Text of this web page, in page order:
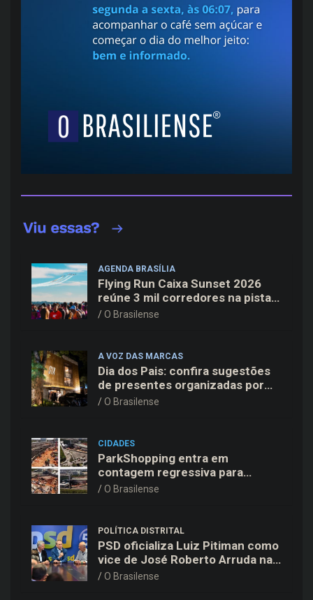
AGENDA BRASÍLIA
Flying Run Caixa Sunset 2026
reúne 3 mil corredores na pista
do Aeroporto de Brasília neste
O Brasilense
A VOZ DAS MARCAS
Dia dos Pais: confira sugestões
de presentes organizadas por
faixas de preço
O Brasilense
CIDADES
ParkShopping entra em
contagem regressiva para
inaugurar 10ª Expansão em 18
O Brasilense
POLÍTICA DISTRITAL
PSD oficializa Luiz Pitiman como
vice de José Roberto Arruda na
corrida pelo GDF
O Brasilense